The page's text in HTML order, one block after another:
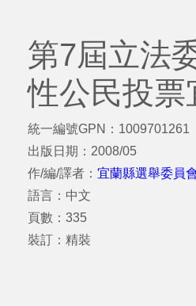
第7屆立法
性公民投票
統一編號GPN：1009701261
出版日期：2008/05
作/編/譯者： 宜蘭縣選舉委員
語言：中文
頁數：335
裝訂：精裝